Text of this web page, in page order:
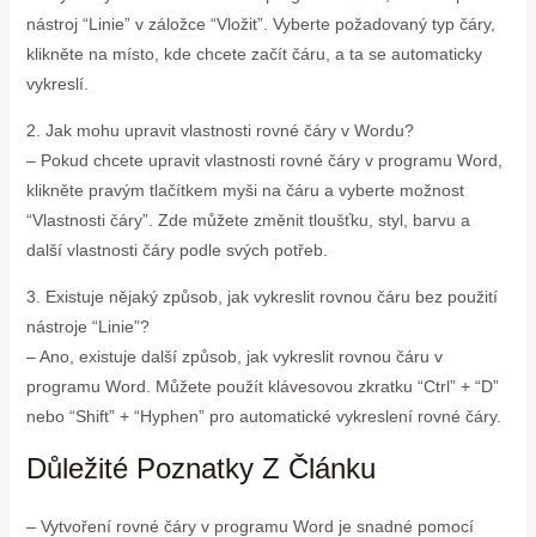
nástroj “Linie” v záložce “Vložit”. Vyberte požadovaný typ čáry,
klikněte na místo, kde chcete začít čáru, a ta se automaticky
vykreslí.
2. Jak mohu upravit vlastnosti rovné čáry v Wordu?
– Pokud chcete upravit vlastnosti rovné čáry v programu Word,
klikněte pravým tlačítkem myši na čáru a vyberte možnost
“Vlastnosti čáry”. Zde můžete změnit tloušťku, styl, barvu a
další vlastnosti čáry podle svých potřeb.
3. Existuje nějaký způsob, jak vykreslit rovnou čáru bez použití
nástroje “Linie”?
– Ano, existuje další způsob, jak vykreslit rovnou čáru v
programu Word. Můžete použít klávesovou zkratku “Ctrl” + “D”
nebo “Shift” + “Hyphen” pro automatické vykreslení rovné čáry.
Důležité Poznatky Z Článku
– Vytvoření rovné čáry v programu Word je snadné pomocí